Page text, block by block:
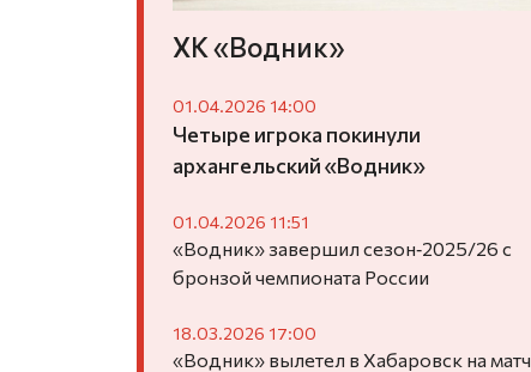
ХК «Водник»
01.04.2026 14:00
Четыре игрока покинули
архангельский «Водник»
01.04.2026 11:51
«Водник» завершил сезон‑2025/26 с
бронзой чемпионата России
18.03.2026 17:00
«Водник» вылетел в Хабаровск на матч